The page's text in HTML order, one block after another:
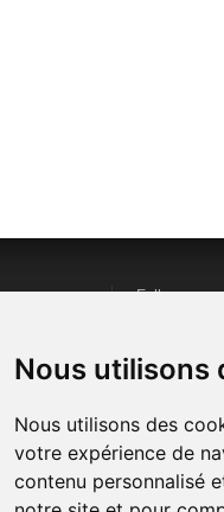
Nous utilisons
Nous utilisons des
votre expérience de
contenu personnalisé
Follow us
Watch us on